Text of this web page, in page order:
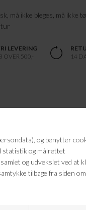
må ikke bleges, må ikke
LEVERING
OVER 500,-
14